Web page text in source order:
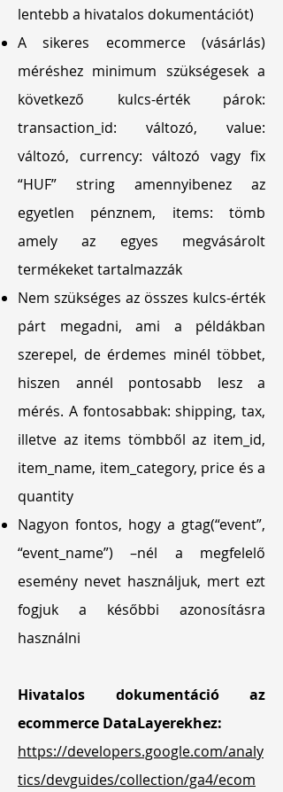
lentebb a hivatalos dokumentációt)
A sikeres ecommerce (vásárlás)
méréshez minimum szükségesek a
következő kulcs-érték párok:
transaction_id: változó, value:
változó, currency: változó vagy fix
“HUF” string amennyibenez az
egyetlen pénznem, items: tömb
amely az egyes megvásárolt
termékeket tartalmazzák
Nem szükséges az összes kulcs-érték
párt megadni, ami a példákban
szerepel, de érdemes minél többet,
hiszen annél pontosabb lesz a
mérés. A fontosabbak: shipping, tax,
illetve az items tömbből az item_id,
item_name, item_category, price és a
quantity
Nagyon fontos, hogy a gtag(“event”,
“event_name”) –nél a megfelelő
esemény nevet használjuk, mert ezt
fogjuk a későbbi azonosításra
használni
Hivatalos dokumentáció az
ecommerce DataLayerekhez:
https://developers.google.com/analy
tics/devguides/collection/ga4/ecom